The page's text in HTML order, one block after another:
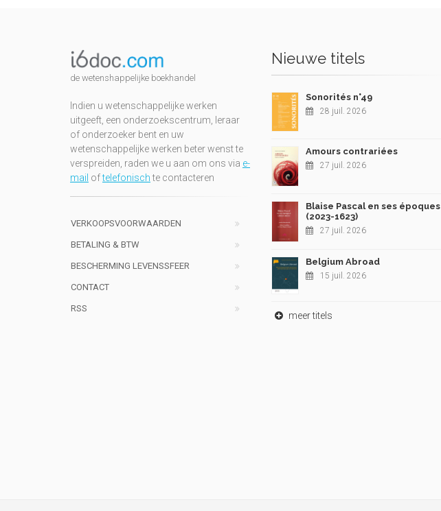
de wetenshappelijke boekhandel
Indien u wetenschappelijke werken
uitgeeft, een onderzoekscentrum, leraar
of onderzoeker bent en uw
wetenschappelijke werken beter wenst te
verspreiden, raden we u aan om ons via e-
mail oftelefonischte contacteren
VERKOOPSVOORWAARDEN
BETALING & BTW
BESCHERMING LEVENSSFEER
CONTACT
RSS
Nieuwe titels
Sonorités n°49
28 juil. 2026
Amours contrariées
27 juil. 2026
Blaise Pascal en ses époques
(2023-1623)
27 juil. 2026
Belgium Abroad
15 juil. 2026
meer titels